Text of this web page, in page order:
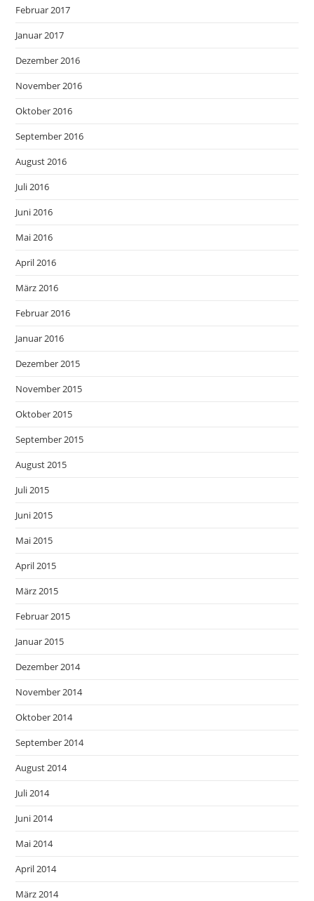
Februar 2017
Januar 2017
Dezember 2016
November 2016
Oktober 2016
September 2016
August 2016
Juli 2016
Juni 2016
Mai 2016
April 2016
März 2016
Februar 2016
Januar 2016
Dezember 2015
November 2015
Oktober 2015
September 2015
August 2015
Juli 2015
Juni 2015
Mai 2015
April 2015
März 2015
Februar 2015
Januar 2015
Dezember 2014
November 2014
Oktober 2014
September 2014
August 2014
Juli 2014
Juni 2014
Mai 2014
April 2014
März 2014